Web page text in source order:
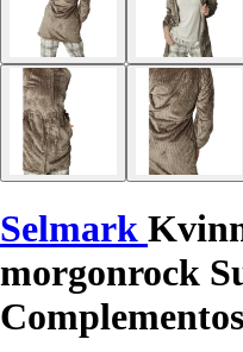
Selmark
morgonrock
Complementos